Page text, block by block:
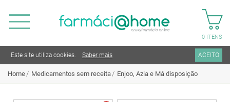
0 ITENS
Este site utiliza cookies. Saber mais ACEITO
Home Medicamentos sem receita Enjoo, Azia e Má disposição